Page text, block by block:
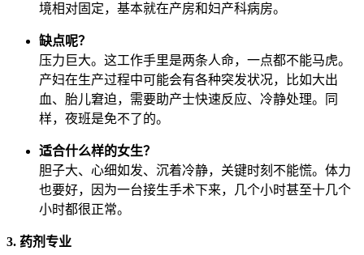
境相对固定，基本就在产房和妇产科病房。
缺点呢？
压力巨大。这工作手里是两条人命，一点都不能马虎。
产妇在生产过程中可能会有各种突发状况，比如大出
血、胎儿窘迫，需要助产士快速反应、冷静处理。同
样，夜班是免不了的。
适合什么样的女生？
胆子大、心细如发、沉着冷静，关键时刻不能慌。体力
也要好，因为一台接生手术下来，几个小时甚至十几个
小时都很正常。
3. 药剂专业